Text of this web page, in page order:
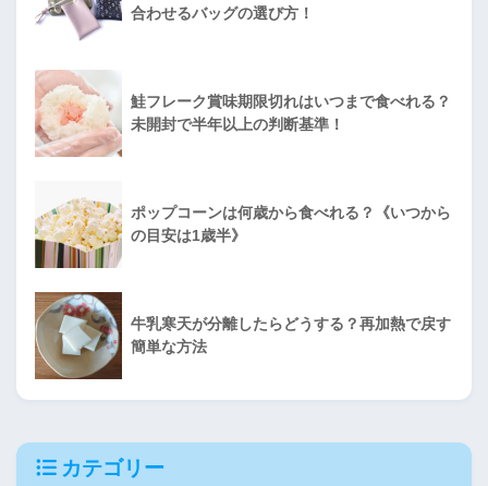
合わせるバッグの選び方！
鮭フレーク賞味期限切れはいつまで食べれる？
未開封で半年以上の判断基準！
ポップコーンは何歳から食べれる？《いつから
の目安は1歳半》
牛乳寒天が分離したらどうする？再加熱で戻す
簡単な方法
カテゴリー